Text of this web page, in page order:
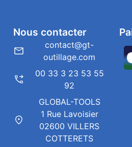
Nous contacter
contact@gt-
outillage.com
00 33 3 23 53 55
92
GLOBAL-TOOLS
1 Rue Lavoisier
02600 VILLERS
COTTERETS